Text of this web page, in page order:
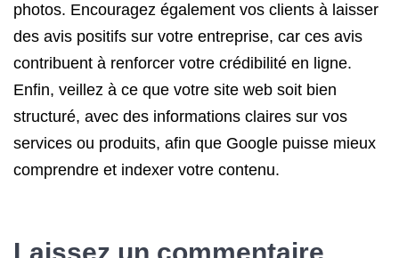
photos. Encouragez également vos clients à laisser
des avis positifs sur votre entreprise, car ces avis
contribuent à renforcer votre crédibilité en ligne.
Enfin, veillez à ce que votre site web soit bien
structuré, avec des informations claires sur vos
services ou produits, afin que Google puisse mieux
comprendre et indexer votre contenu.